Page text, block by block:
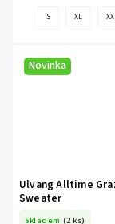
S XL
Novinka
Ulvang Alltime
Sweater
Skladem (2 ks)